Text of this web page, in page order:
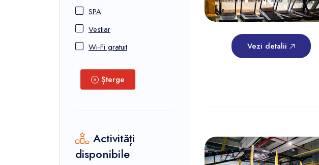
SPA
Vestiar
Wi-Fi gratuit
Șterge
Activități
disponibile
Vezi detalii